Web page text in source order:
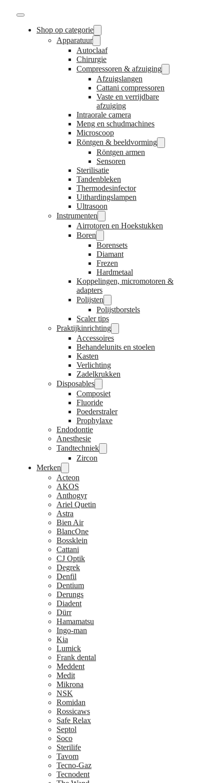
Shop op categorie
Apparatuur
Autoclaaf
Chirurgie
Compressoren & afzuiging
Afzuigslangen
Cattani compressoren
Vaste en verrijdbare
afzuiging
Intraorale camera
Meng en schudmachines
Microscoop
Röntgen & beeldvorming
Röntgen armen
Sensoren
Sterilisatie
Tandenbleken
Thermodesinfector
Uithardingslampen
Ultrasoon
Instrumenten
Airrotoren en Hoekstukken
Boren
Borensets
Diamant
Frezen
Hardmetaal
Koppelingen, micromotoren &
adapters
Polijsten
Polijstborstels
Scaler tips
Praktijkinrichting
Accessoires
Behandelunits en stoelen
Kasten
Verlichting
Zadelkrukken
Disposables
Composiet
Fluoride
Poederstraler
Prophylaxe
Endodontie
Anesthesie
Tandtechniek
Zircon
Merken
Acteon
AKOS
Anthogyr
Ariel Quetin
Astra
Bien Air
BlancOne
Bossklein
Cattani
CJ Optik
Degrek
Denfil
Dentium
Derungs
Diadent
Dürr
Hamamatsu
Ingo-man
Kia
Lumick
Frank dental
Meddent
Medit
Mikrona
NSK
Romidan
Rossicaws
Safe Relax
Septol
Soco
Sterilife
Tavom
Tecno-Gaz
Tecnodent